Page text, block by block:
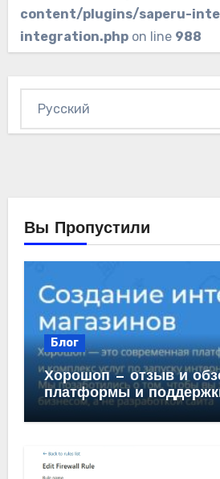
content/plugins/saperu-
integration.phpon line 988
язык
Вы Пропустили
Блог
Хорошоп — отзыв и
платформы и